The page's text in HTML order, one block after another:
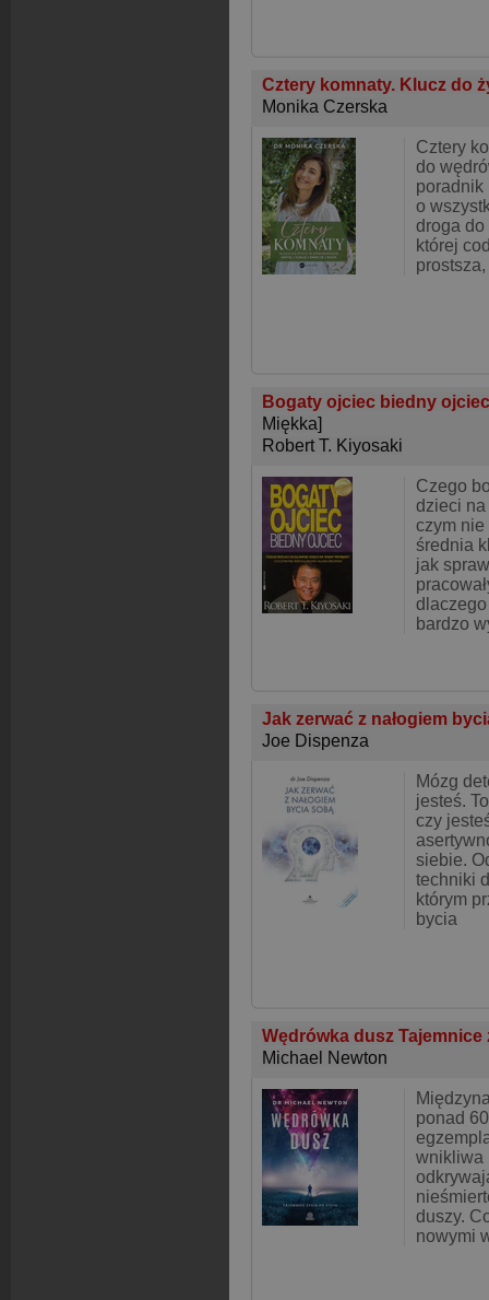
Cztery komnaty. Klucz do
Monika Czerska
Cztery
do
poradnik
o
droga
której
Bogaty ojciec biedny
Miękka]
Robert T. Kiyosaki
Czego
dzieci
czym
średnia
jak
bardzo
Jak zerwać z nałogiem
Joe Dispenza
Mózg
jesteś.
czy
siebie.
techniki
którym
bycia
Wędrówka dusz
Michael Newton
ponad
wnikliwa
duszy.
nowymi